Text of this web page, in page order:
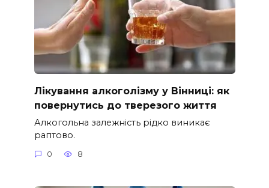
Лікування алкоголізму у Вінниці: як
повернутись до тверезого життя
Алкогольна залежність рідко виникає
раптово.
0 8